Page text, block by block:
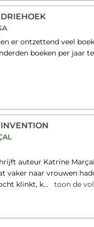
er ontzettend veel
boeken per jaar
auteur Katrine
vaker naar vrouwen
klinkt, k...
toon de